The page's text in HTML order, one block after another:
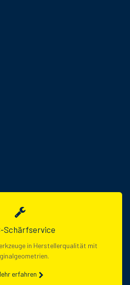
Schärfservice
in Herstellerqualität mit
erfahren